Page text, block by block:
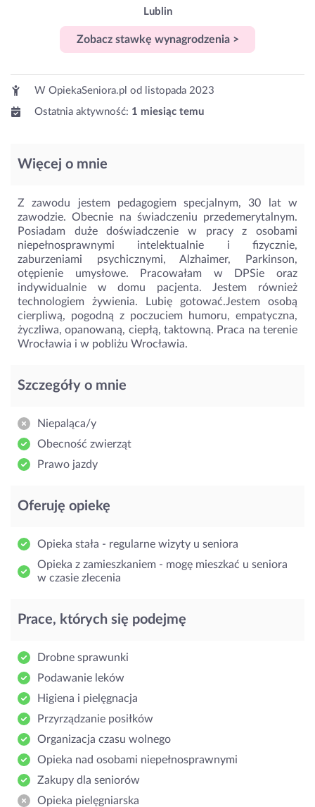
Lublin
Zobacz stawkę wynagrodzenia >
W OpiekaSeniora.pl od
listopada 2023
Ostatnia aktywność: 1 miesiąc temu
Więcej o mnie
Z zawodu jestem pedagogiem specjalnym, 30 lat w
zawodzie. Obecnie na świadczeniu przedemerytalnym.
Posiadam duże doświadczenie w pracy z osobami
niepełnosprawnymi intelektualnie i fizycznie,
zaburzeniami psychicznymi, Alzhaimer, Parkinson,
otępienie umysłowe. Pracowałam w DPSie oraz
indywidualnie w domu pacjenta. Jestem również
technologiem żywienia. Lubię gotować.Jestem osobą
cierpliwą, pogodną z poczuciem humoru, empatyczna,
życzliwa, opanowaną, ciepłą, taktowną. Praca na terenie
Wrocławia i w pobliżu Wrocławia.
Szczegóły o mnie
Niepaląca/y
Obecność zwierząt
Prawo jazdy
Oferuję opiekę
Opieka stała - regularne wizyty u seniora
Opieka z zamieszkaniem - mogę mieszkać u seniora
w czasie zlecenia
Prace, których się podejmę
Drobne sprawunki
Podawanie leków
Higiena i pielęgnacja
Przyrządzanie posiłków
Organizacja czasu wolnego
Opieka nad osobami niepełnosprawnymi
Zakupy dla seniorów
Opieka pielęgniarska